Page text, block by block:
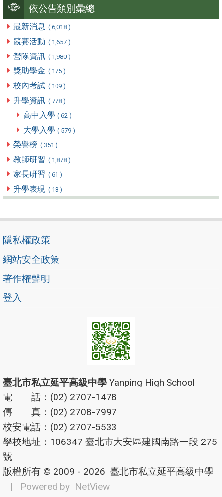
依公告類別彙總
最新消息 ( 6,018 )
競賽活動 ( 1,657 )
營隊資訊 ( 1,980 )
獎助學金 ( 175 )
校內考試 ( 109 )
升學資訊 ( 778 )
高中入學 ( 62 )
大學入學 ( 579 )
榮譽榜 ( 351 )
教師研習 ( 1,878 )
家長研習 ( 61 )
升學表現 ( 18 )
隱私權政策
網站安全政策
著作權聲明
登入
臺北市私立延平高級中學 Yanping High School
電 話：(02) 2707-1478
傳 真：(02) 2708-7997
校安電話：(02) 2707-5533
學校地址：106347 臺北市大安區建國南路一段 275
號
版權所有 © 2009 - 2026 臺北市私立延平高級中學
| Powered by NetView